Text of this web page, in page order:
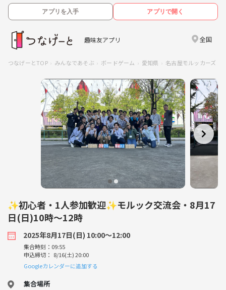
アプリを入手 アプリで開く
趣味友アプリ 全国
つなげーとTOP みんなであそぶ ボードゲーム 愛知県 名古屋モルッカーズ（
✨初心者・1人参加歓迎✨モルック交流会・8月17
日(日)10時〜12時
2025年8月17日(日) 10:00〜12:00
集合時刻：09:55
申込締切： 8/16(土) 20:00
Googleカレンダーに追加する
集合場所